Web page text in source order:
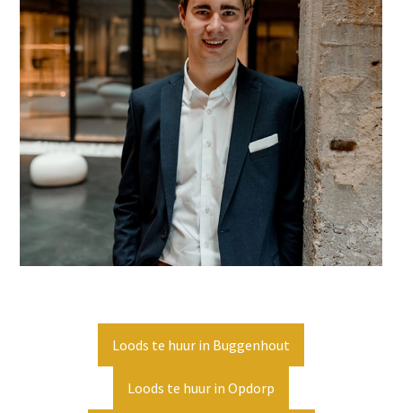
Loods te huur in Buggenhout
Loods te huur in Opdorp